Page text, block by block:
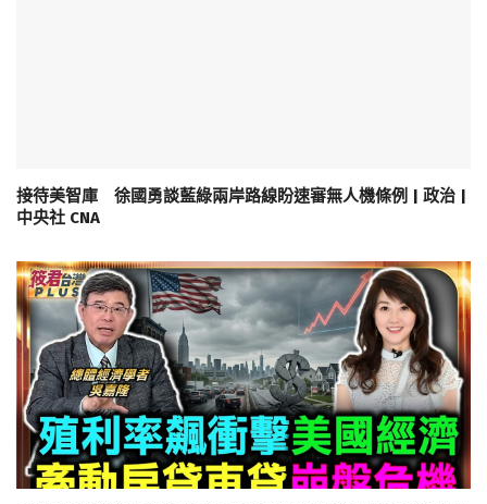
接待美智庫 徐國勇談藍綠兩岸路線盼速審無人機條例 | 政治 |
中央社 CNA